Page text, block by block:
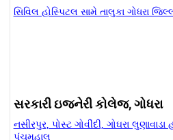
સિવિલ હોસ્પિટલ સામે તાલુકા ગોધરા
સરકારી ઇજનેરી કોલેજ, ગોધરા
નસીરપુર, પોસ્ટ ગોવીંદી, ગોઘરા લુણાવાડા